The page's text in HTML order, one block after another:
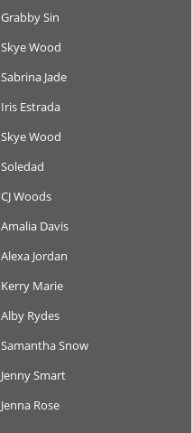
Grabby Sin
Skye Wood
Sabrina Jade
Iris Estrada
Skye Wood
Soledad
CJ Woods
Amalia Davis
Alexa Jordan
Kerry Marie
Alby Rydes
Samantha Snow
Jenny Smart
Jenna Rose